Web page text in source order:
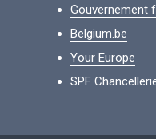
Gouvernement
Belgium.be
Your Europe
SPF